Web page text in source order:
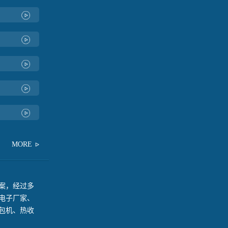
MORE
，经过多
子厂家、
机、热收